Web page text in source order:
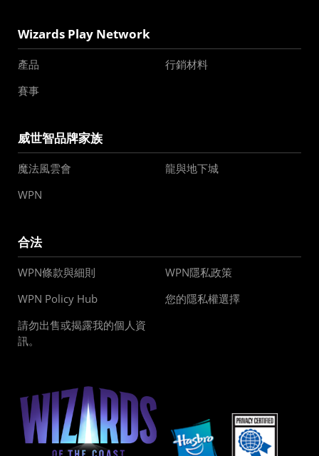
Wizards Play Network
產品
行銷材料
賽事
威世智品牌家族
魔法風雲會
龍與地下城
WPN
合法
WPN條款與細則
WPN隱私政策
WPN Policy Hub
您的隱私權選擇
請勿出售或揭露我的個人資
訊。